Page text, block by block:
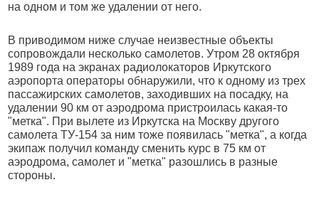
на одном и том же удалении от него.
В приводимом ниже случае неизвестные объекты
сопровождали несколько самолетов. Утром 28 октября
1989 года на экранах радиолокаторов Иркутского
аэропорта операторы обнаружили, что к одному из трех
пассажирских самолетов, заходивших на посадку, на
удалении 90 км от аэродрома пристроилась какая-то
"метка". При вылете из Иркутска на Москву другого
самолета ТУ-154 за ним тоже появилась "метка", а когда
экипаж получил команду сменить курс в 75 км от
аэродрома, самолет и "метка" разошлись в разные
стороны.